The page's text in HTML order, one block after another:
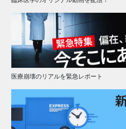
医療崩壊のリアルを緊急レポート